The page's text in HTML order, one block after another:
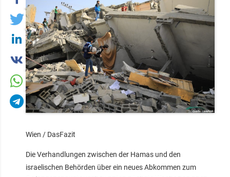
Wien / DasFazit
Die Verhandlungen zwischen der Hamas und den
israelischen Behörden über ein neues Abkommen zum